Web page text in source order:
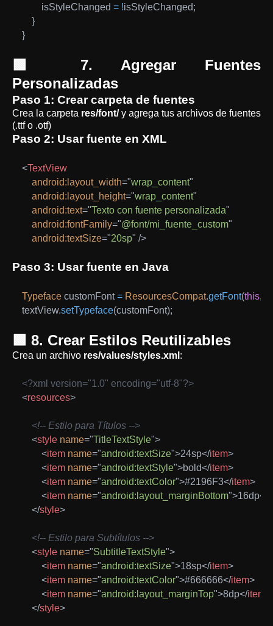
        isStyleChanged
= !isStyleChanged;
}
}
🟩 7. Agregar Fuentes
Personalizadas
Paso 1: Crear carpeta de fuentes
Crea la carpeta res/font/y agrega tus archivos de fuentes
(.ttf o .otf)
Paso 2: Usar fuente en XML
<TextView
android: layout_width="wrap_content"
android: layout_height="wrap_content"
android:text="Texto con fuente personalizada"
android:fontFamily="@font/mi_fuente_custom"
android:textSize="20sp" />
Paso 3: Usar fuente en Java
Typeface customFont = ResourcesCompat.getFont(this,
textView.setTypeface(customFont);
🟩 8. Crear Estilos Reutilizables
Crea un archivo res/values/styles.xml :
<?xml version="1.0" encoding="utf-8"?>
<resources>
<!-- Estilo para Títulos -->
<style name="TitleTextStyle">
<item name="android:textSize">24sp</item>
<item name="android:textStyle">bold</item>
<item name="android:textColor">#2196F3</item>
<item name="android:layout_marginBottom">16dp</
</style>
<!-- Estilo para Subtítulos -->
<style name="SubtitleTextStyle">
<item name="android:textSize">18sp</item>
<item name="android:textColor">#666666</item>
<item name="android:layout_marginTop">8dp</item
</style>